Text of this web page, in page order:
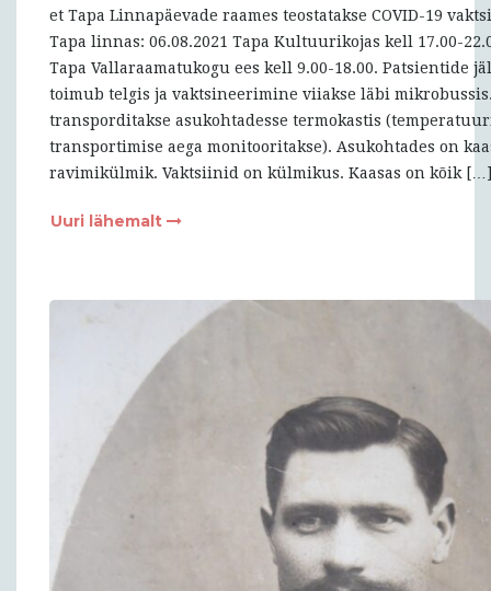
et Tapa Linnapäevade raames teostatakse COVID-19
Tapa linnas: 06.08.2021 Tapa Kultuurikojas kell 17.00-
Tapa Vallaraamatukogu ees kell 9.00-18.00. Patsientide
toimub telgis ja vaktsineerimine viiakse läbi
transporditakse asukohtadesse termokastis
transportimise aega monitooritakse). Asukohtades on
ravimikülmik. Vaktsiinid on külmikus. Kaasas on kõik […]
Uuri lähemalt